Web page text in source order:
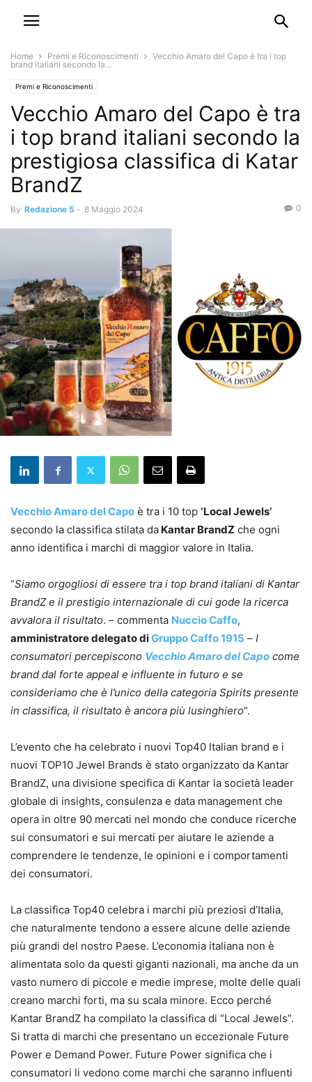
Home Premi e Riconoscimenti
Vecchio Amaro del Capo è tra i top
brand italiani secondo la...
Premi e Riconoscimenti
Vecchio Amaro del Capo è tra
i top brand italiani secondo la
prestigiosa classifica di Katar
BrandZ
By Redazione 5 - 8 Maggio 2024 0
Vecchio Amaro del Capo è tra i 10 top ‘Local Jewels’
secondo la classifica stilata da Kantar BrandZ che ogni
anno identifica i marchi di maggior valore in Italia.
“Siamo orgogliosi di essere tra i top brand italiani di Kantar
BrandZ e il prestigio internazionale di cui gode la ricerca
avvalora il risultato. – commenta Nuccio Caffo,
amministratore delegato diGruppo Caffo 1915 – I
consumatori percepiscono Vecchio Amaro del Capo come
brand dal forte appeal e influente in futuro e se
consideriamo che è l’unico della categoria Spirits presente
in classifica, il risultato è ancora più lusinghiero”.
L’evento che ha celebrato i nuovi Top40 Italian brand e i
nuovi TOP10 Jewel Brands è stato organizzato da Kantar
BrandZ, una divisione specifica di Kantar la società leader
globale di insights, consulenza e data management che
opera in oltre 90 mercati nel mondo che conduce ricerche
sui consumatori e sui mercati per aiutare le aziende a
comprendere le tendenze, le opinioni e i comportamenti
dei consumatori.
La classifica Top40 celebra i marchi più preziosi d’Italia,
che naturalmente tendono a essere alcune delle aziende
più grandi del nostro Paese. L’economia italiana non è
alimentata solo da questi giganti nazionali, ma anche da un
vasto numero di piccole e medie imprese, molte delle quali
creano marchi forti, ma su scala minore. Ecco perché
Kantar BrandZ ha compilato la classifica di “Local Jewels”.
Si tratta di marchi che presentano un eccezionale Future
Power e Demand Power. Future Power significa che i
consumatori li vedono come marchi che saranno influenti